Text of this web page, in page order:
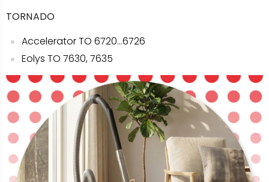
TORNADO
Accelerator TO 6720…6726
Eolys TO 7630, 7635